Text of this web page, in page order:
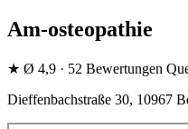
Am-osteopathie
★ Ø 4,9 · 52 Bewertungen
Dieffenbachstraße 30, 10967